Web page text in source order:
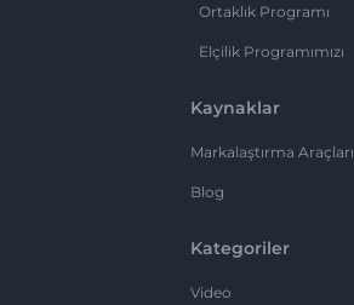
Ortaklık Programı
Elçilik Programımızı
Kaynaklar
Markalaştırma Araçları
Blog
Kategoriler
Video